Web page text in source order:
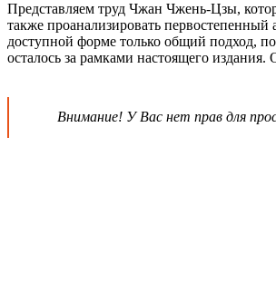
Представляем труд Чжан Чжень-Цзы,
также проанализировать первостепенный
доступной форме только общий подход,
осталось за рамками настоящего
Внимание! У Вас нет прав для